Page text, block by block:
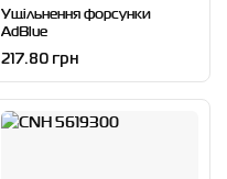
Ущільнення форсунки
AdBlue
217.80 грн